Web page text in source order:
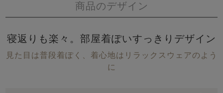
商品のデザイン
寝返りも楽々。部屋着ぽいすっきりデザイン
見た目は普段着ぽく、着心地はリラックスウェアのよう
に